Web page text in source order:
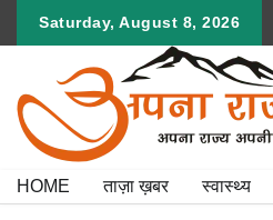
Saturday, August 8, 2026
HOME ताज़ा ख़बर स्वास्थ्य